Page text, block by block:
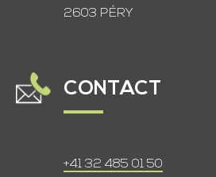
2603 PÉRY
CONTACT
+41 32 485 01 50